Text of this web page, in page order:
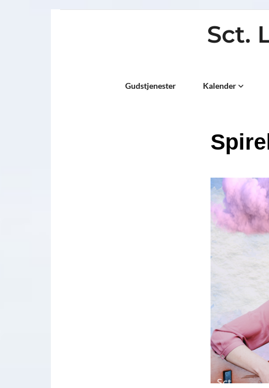
Sct.
Gudstjenester Kalender